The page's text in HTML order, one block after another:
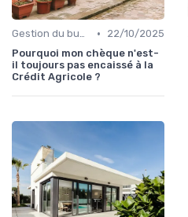
Gestion du budget •
22/10/2025
Pourquoi mon chèque n'est-
il toujours pas encaissé à la
Crédit Agricole ?